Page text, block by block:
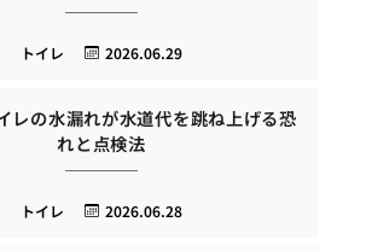
2026.06.29
トイレ
レの水漏れが水道代を跳ね上げる恐
れと点検法
2026.06.28
トイレ